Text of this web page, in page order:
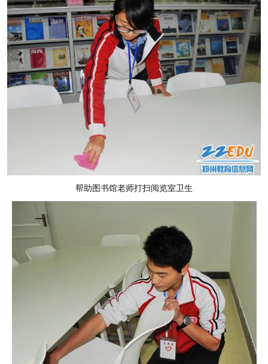
帮助图书馆老师打扫阅览室卫生